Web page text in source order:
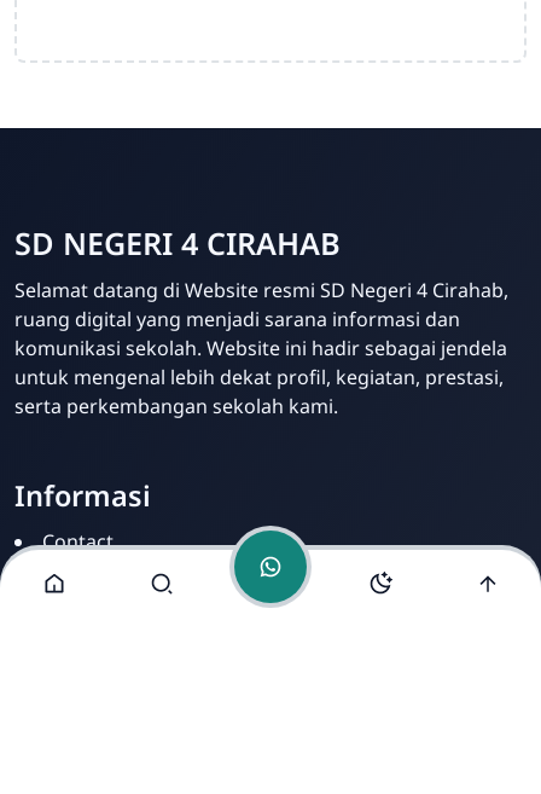
Admin
Online
SD NEGERI 4 CIRAHAB
Selamat datang di Website resmi SD Negeri 4 Cirahab,
ruang digital yang menjadi sarana informasi dan
komunikasi sekolah. Website ini hadir sebagai jendela
untuk mengenal lebih dekat profil, kegiatan, prestasi,
serta perkembangan sekolah kami.
Informasi
Contact
Disclamer